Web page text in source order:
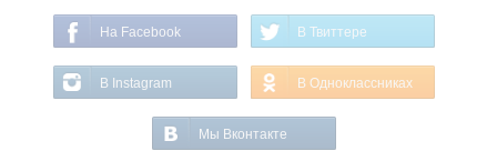
На Facebook В Твиттере
В Instagram В Одноклассниках
Мы Вконтакте